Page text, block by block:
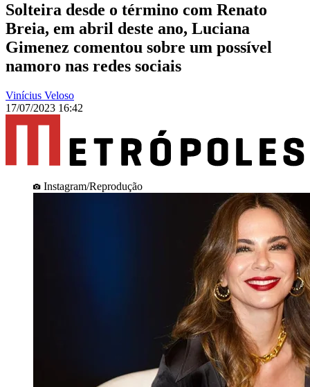
Solteira desde o término com Renato
Breia, em abril deste ano, Luciana
Gimenez comentou sobre um possível
namoro nas redes sociais
Vinícius Veloso
17/07/2023 16:42
Instagram/Reprodução